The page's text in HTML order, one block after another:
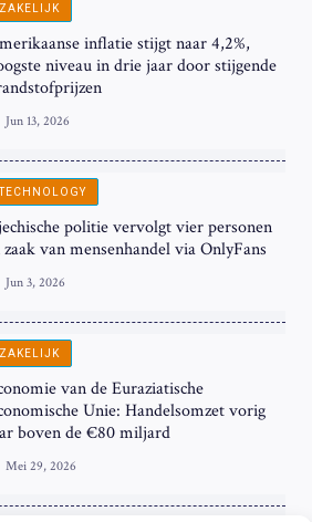
ZAKELIJK
inflatie stijgt naar 4,2%,
niveau in drie jaar door stijgende
Jun 13, 2026
TECHNOLOGY
politie vervolgt vier personen
van mensenhandel via OnlyFans
Jun 3, 2026
ZAKELIJK
van de Euraziatische
Unie: Handelsomzet vorig
boven de €80 miljard
Mei 29, 2026